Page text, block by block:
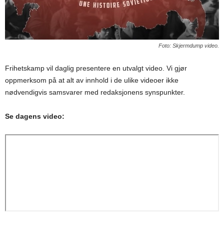
Foto: Skjermdump video.
Frihetskamp vil daglig presentere en utvalgt video. Vi gjør
oppmerksom på at alt av innhold i de ulike videoer ikke
nødvendigvis samsvarer med redaksjonens synspunkter.
Se dagens video: